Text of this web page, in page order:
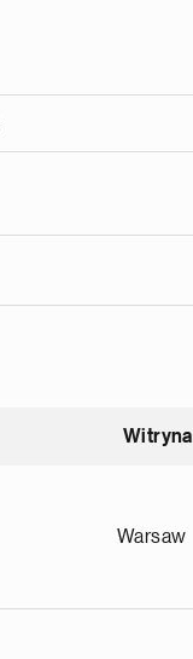
Witryna
Warsaw